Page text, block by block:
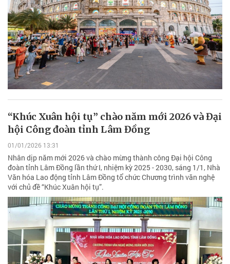
“Khúc Xuân hội tụ” chào năm mới 2026 và Đại
hội Công đoàn tỉnh Lâm Đồng
01/01/2026 13:31
Nhân dịp năm mới 2026 và chào mừng thành công Đại hội Công
đoàn tỉnh Lâm Đồng lần thứ I, nhiệm kỳ 2025 - 2030, sáng 1/1, Nhà
Văn hóa Lao động tỉnh Lâm Đồng tổ chức Chương trình văn nghệ
với chủ đề “Khúc Xuân hội tụ”.